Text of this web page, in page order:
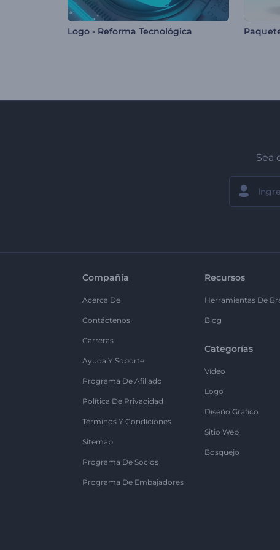
Logo - Reforma Tecnológica
Sea
Compañía
Acerca De
Contáctenos
Carreras
Ayuda Y Soporte
Programa De Afiliado
Política De Privacidad
Términos Y Condiciones
Sitemap
Programa De Socios
Programa De Embajadores
Recursos
Herramientas De
Blog
Categorías
Vídeo
Logo
Diseño Gráfico
Sitio Web
Bosquejo